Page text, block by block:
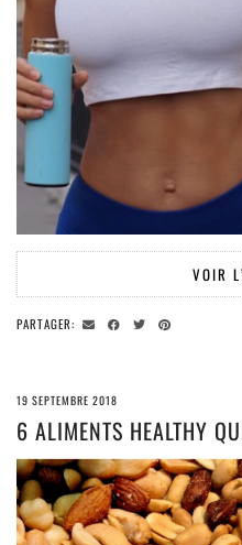
VOIR
PARTAGER:
19 SEPTEMBRE 2018
6 ALIMENTS HEALTHY